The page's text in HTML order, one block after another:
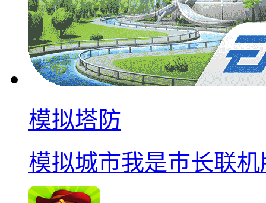
模拟塔防
模拟城市我是巿长联机